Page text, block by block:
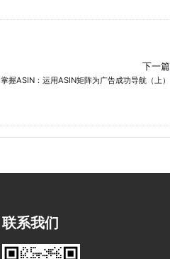
下一篇
掌握ASIN：运用ASIN矩阵为广告成功导航（上）
联系我们